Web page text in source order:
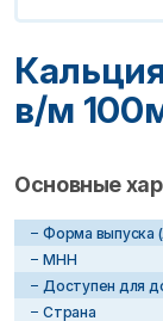
в/м
Основные
Форма выпуска
МНН
Доступен для
Страна